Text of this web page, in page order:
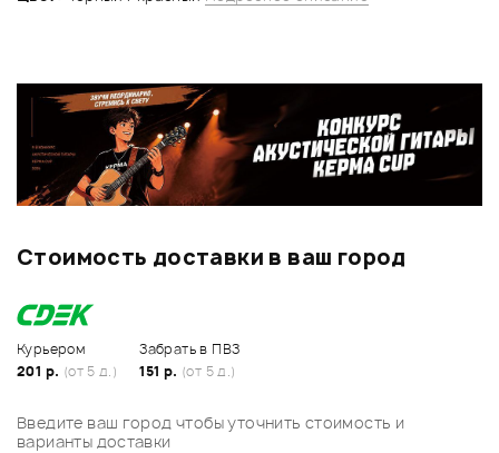
Стоимость доставки в ваш город
Курьером
201 р. (от 5 д.)
Забрать в ПВЗ
151 р. (от 5 д.)
Введите ваш город чтобы уточнить стоимость и
варианты доставки